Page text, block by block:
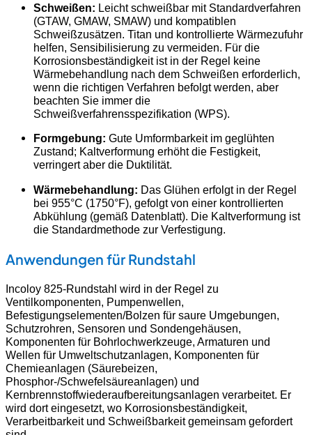
Schweißen: Leicht schweißbar mit Standardverfahren
(GTAW, GMAW, SMAW) und kompatiblen
Schweißzusätzen. Titan und kontrollierte Wärmezufuhr
helfen, Sensibilisierung zu vermeiden. Für die
Korrosionsbeständigkeit ist in der Regel keine
Wärmebehandlung nach dem Schweißen erforderlich,
wenn die richtigen Verfahren befolgt werden, aber
beachten Sie immer die
Schweißverfahrensspezifikation (WPS).
Formgebung: Gute Umformbarkeit im geglühten
Zustand; Kaltverformung erhöht die Festigkeit,
verringert aber die Duktilität.
Wärmebehandlung: Das Glühen erfolgt in der Regel
bei 955°C (1750°F), gefolgt von einer kontrollierten
Abkühlung (gemäß Datenblatt). Die Kaltverformung ist
die Standardmethode zur Verfestigung.
Anwendungen für Rundstahl
Incoloy 825-Rundstahl wird in der Regel zu
Ventilkomponenten, Pumpenwellen,
Befestigungselementen/Bolzen für saure Umgebungen,
Schutzrohren, Sensoren und Sondengehäusen,
Komponenten für Bohrlochwerkzeuge, Armaturen und
Wellen für Umweltschutzanlagen, Komponenten für
Chemieanlagen (Säurebeizen,
Phosphor-/Schwefelsäureanlagen) und
Kernbrennstoffwiederaufbereitungsanlagen verarbeitet. Er
wird dort eingesetzt, wo Korrosionsbeständigkeit,
Verarbeitbarkeit und Schweißbarkeit gemeinsam gefordert